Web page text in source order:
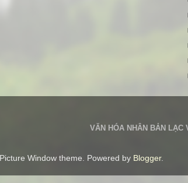
VĂN HÓA NHÂN BẢN LẠC
Picture Window theme. Powered by Blogger.